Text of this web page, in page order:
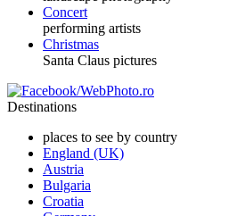
Concert
performing artists
Christmas
Santa Claus pictures
Destinations
places to see by country
England (UK)
Austria
Bulgaria
Croatia